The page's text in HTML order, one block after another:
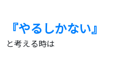
『やるしかない』
と考える時は